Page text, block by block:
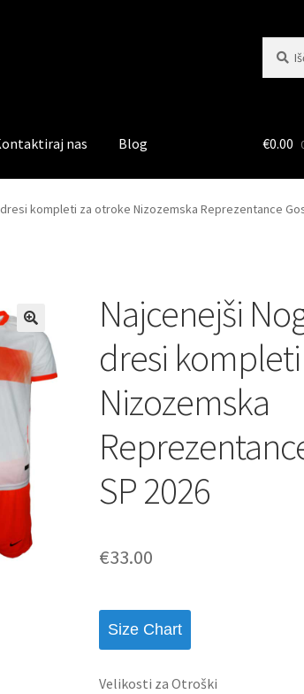
nas Blog €0.00
kompleti za otroke Nizozemska Reprezentance
Najcenejši
dresi
Nizozemska
SP 2026
€33.00
Size Chart
Velikosti za Otroški